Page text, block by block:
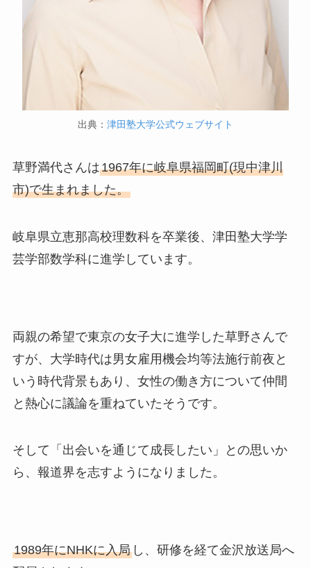
出典： 津田塾大学公式ウェブサイト
草野満代さんは1967年に岐阜県福岡町(現中津川
市)で生まれました。
岐阜県立恵那高校理数科を卒業後、津田塾大学学
芸学部数学科に進学しています。
両親の希望で東京の女子大に進学した草野さんで
すが、大学時代は男女雇用機会均等法施行前夜と
いう時代背景もあり、女性の働き方について仲間
と熱心に議論を重ねていたそうです。
そして「出会いを通じて成長したい」との思いか
ら、報道界を志すようになりました。
1989年にNHKに入局し、研修を経て金沢放送局へ